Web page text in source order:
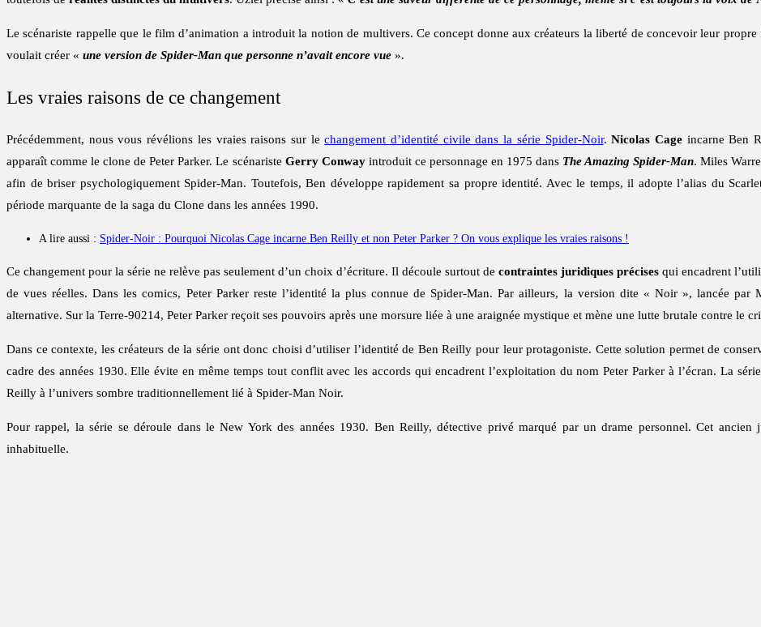
Le scénariste rappelle que le film d’animation a introduit la notion de multivers. Ce concept donne aux créateurs la liberté de concevoir leur
voulait créer « une version de Spider-Man que personne n’avait encore vue ».
Les vraies raisons de ce changement
Précédemment, nous vous révélions les vraies raisons sur lechangement d’identité civile dans la série Spider-Noir.Nicolas Cageincarne Ben
apparaît comme le clone de Peter Parker. Le scénariste Gerry Conwayintroduit ce personnage en 1975 dans The Amazing Spider-Man. Miles
afin de briser psychologiquement Spider-Man. Toutefois, Ben développe rapidement sa propre identité. Avec le temps, il adopte l’alias du
période marquante de la saga du Clone dans les années 1990.
A lire aussi : Spider-Noir : Pourquoi Nicolas Cage incarne Ben Reilly et non Peter Parker ? On vous explique les vraies raisons !
Ce changement pour la série ne relève pas seulement d’un choix d’écriture. Il découle surtout de contraintes juridiques précises qui encadrent
de vues réelles. Dans les comics, Peter Parker reste l’identité la plus connue de Spider-Man. Par ailleurs, la version dite « Noir », lancée
alternative. Sur la Terre-90214, Peter Parker reçoit ses pouvoirs après une morsure liée à une araignée mystique et mène une lutte brutale contre le
Dans ce contexte, les créateurs de la série ont donc choisi d’utiliser l’identité de Ben Reilly pour leur protagoniste. Cette solution permet de
cadre des années 1930. Elle évite en même temps tout conflit avec les accords qui encadrent l’exploitation du nom Peter Parker à l’écran. La
Reilly à l’univers sombre traditionnellement lié à Spider-Man Noir.
Pour rappel, la série se déroule dans le New York des années 1930. Ben Reilly, détective privé marqué par un drame personnel. Cet
inhabituelle.